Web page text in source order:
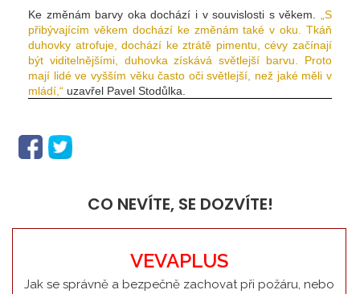
Ke změnám barvy oka dochází i v souvislosti s věkem.
„S
přibývajícím věkem dochází ke změnám také v oku. Tkáň
duhovky atrofuje, dochází ke ztrátě pimentu, cévy začínají
být viditelnějšími, duhovka získává světlejší barvu. Proto
mají lidé ve vyšším věku často oči světlejší, než jaké měli v
mládí,“ uzavřel Pavel Stodůlka.
CO NEVÍTE, SE DOZVÍTE!
VEVAPLUS
Jak se správně a bezpečně zachovat při požáru, nebo